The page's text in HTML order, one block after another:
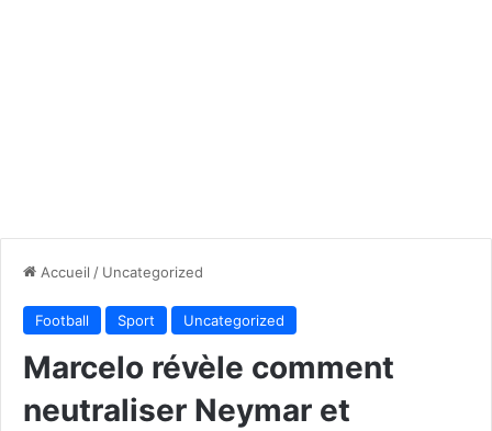
Accueil / Uncategorized
Football Sport Uncategorized
Marcelo révèle comment
neutraliser Neymar et